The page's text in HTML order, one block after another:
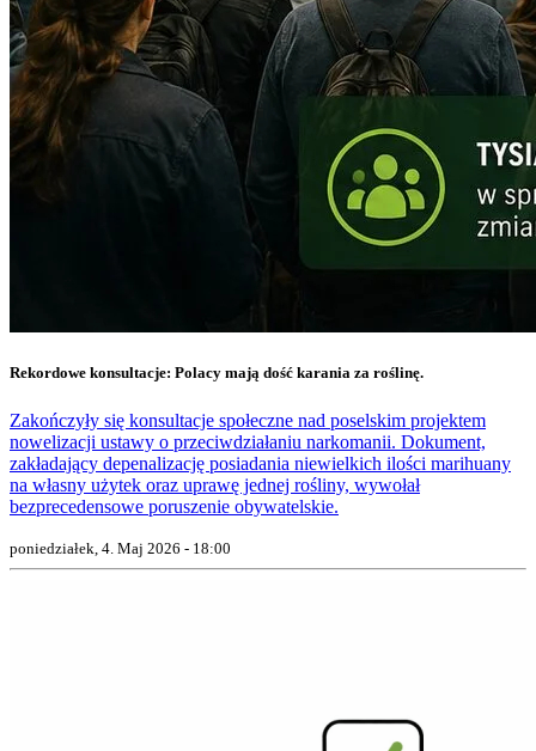
Rekordowe konsultacje: Polacy mają dość karania za roślinę.
Zakończyły się konsultacje społeczne nad poselskim projektem
nowelizacji ustawy o przeciwdziałaniu narkomanii. Dokument,
zakładający depenalizację posiadania niewielkich ilości marihuany
na własny użytek oraz uprawę jednej rośliny, wywołał
bezprecedensowe poruszenie obywatelskie.
poniedziałek, 4. Maj 2026 - 18:00